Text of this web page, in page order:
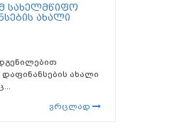
სახელმწიფო
ახალი
ახალი
ვრცლად